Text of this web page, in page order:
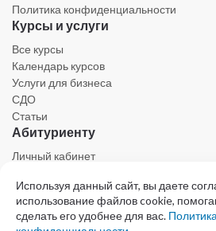
Политика конфиденциальности
Курсы и услуги
Все курсы
Календарь курсов
Услуги для бизнеса
СДО
Статьи
Абитуриенту
Личный кабинет
Ресурсы
Техническая поддержка
Используя данный сайт, вы даете
использование файлов cookie,
сделать его удобнее для вас. Политика